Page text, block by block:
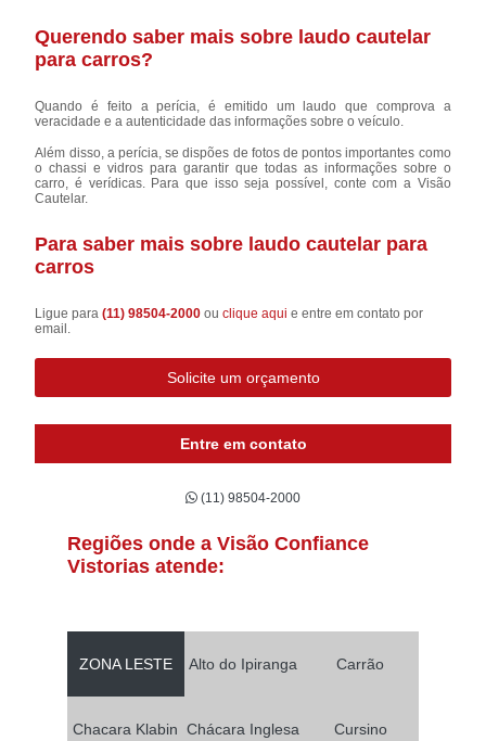
Querendo saber mais sobre laudo cautelar
para carros?
Quando é feito a perícia, é emitido um laudo que comprova a
veracidade e a autenticidade das informações sobre o veículo.
Além disso, a perícia, se dispões de fotos de pontos importantes como
o chassi e vidros para garantir que todas as informações sobre o
carro, é verídicas. Para que isso seja possível, conte com a Visão
Cautelar.
Para saber mais sobre laudo cautelar para
carros
Ligue para(11) 98504-2000ouclique aqui e entre em contato por
email.
Solicite um orçamento
Entre em contato
(11) 98504-2000
Regiões onde a Visão Confiance
Vistorias atende:
ZONA LESTE Alto do Ipiranga Carrão
Chacara Klabin Chácara Inglesa Cursino